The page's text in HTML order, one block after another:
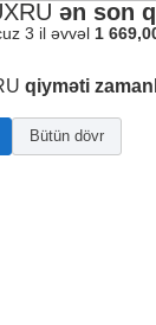
ən son
3 il əvvəl 1
qiyməti
Bütün dövr